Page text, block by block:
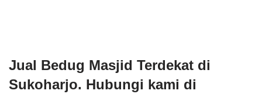
Jual Bedug Masjid Terdekat di
Sukoharjo. Hubungi kami di